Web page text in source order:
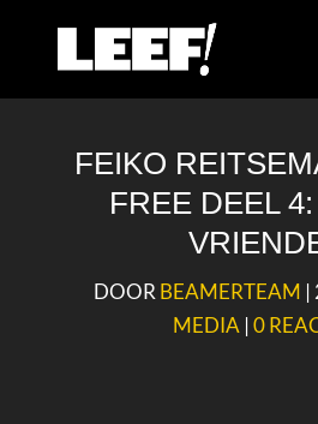
FEIKO
FREE DEEL
DOOR BEAMERTEAM |
MEDIA |0